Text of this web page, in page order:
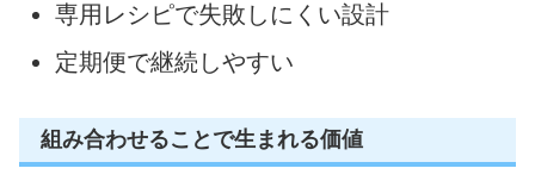
専用レシピで失敗しにくい設計
定期便で継続しやすい
組み合わせることで生まれる価値